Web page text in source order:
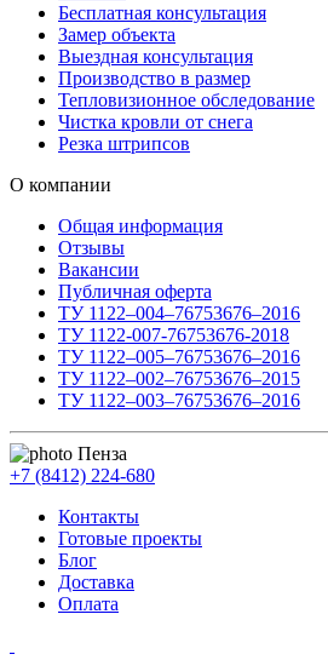
Бесплатная консультация
Замер объекта
Выездная консультация
Производство в размер
Тепловизионное обследование
Чистка кровли от снега
Резка штрипсов
О компании
Общая информация
Отзывы
Вакансии
Публичная оферта
ТУ 1122–004–76753676–2016
ТУ 1122-007-76753676-2018
ТУ 1122–005–76753676–2016
ТУ 1122–002–76753676–2015
ТУ 1122–003–76753676–2016
Пенза
+7 (8412) 224-680
Контакты
Готовые проекты
Блог
Доставка
Оплата